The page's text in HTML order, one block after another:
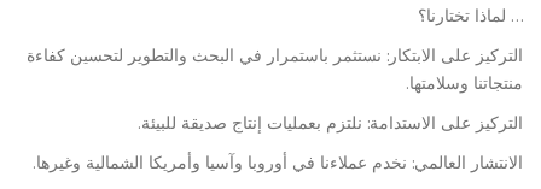
… لماذا تختارنا؟
التركيز على الابتكار: نستثمر باستمرار في البحث والتطوير لتحسين كفاءة
منتجاتنا وسلامتها.
التركيز على الاستدامة: نلتزم بعمليات إنتاج صديقة للبيئة.
الانتشار العالمي: نخدم عملاءنا في أوروبا وآسيا وأمريكا الشمالية وغيرها.